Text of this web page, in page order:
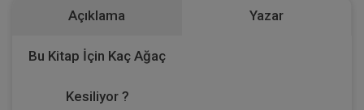
Açıklama Yazar
Bu Kitap İçin Kaç Ağaç
Kesiliyor ?